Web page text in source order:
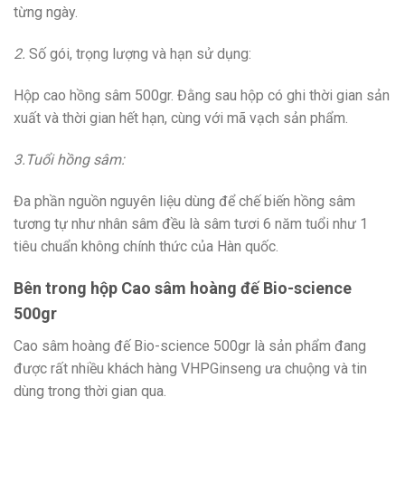
từng ngày.
2. Số gói, trọng lượng và hạn sử dụng:
Hộp cao hồng sâm 500gr. Đằng sau hộp có ghi thời gian sản
xuất và thời gian hết hạn, cùng với mã vạch sản phẩm.
3.Tuổi hồng sâm:
Đa phần nguồn nguyên liệu dùng để chế biến hồng sâm
tương tự như nhân sâm đều là sâm tươi 6 năm tuổi như 1
tiêu chuẩn không chính thức của Hàn quốc.
Bên trong hộp Cao sâm hoàng đế Bio-science
500gr
Cao sâm hoàng đế Bio-science 500gr là sản phẩm đang
được rất nhiều khách hàng VHPGinseng ưa chuộng và tin
dùng trong thời gian qua.